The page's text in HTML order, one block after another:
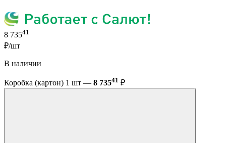
8 73541
₽/шт
В наличии
Коробка (картон) 1 шт — 8 73541 ₽